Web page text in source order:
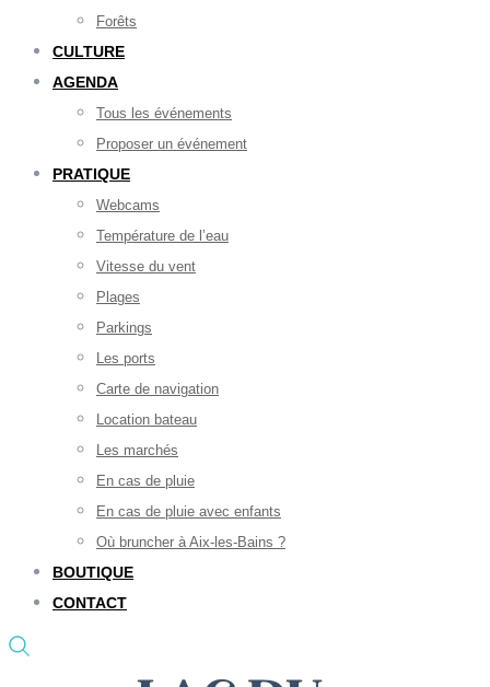
Forêts
CULTURE
AGENDA
Tous les événements
Proposer un événement
PRATIQUE
Webcams
Température de l’eau
Vitesse du vent
Plages
Parkings
Les ports
Carte de navigation
Location bateau
Les marchés
En cas de pluie
En cas de pluie avec enfants
Où bruncher à Aix-les-Bains ?
BOUTIQUE
CONTACT